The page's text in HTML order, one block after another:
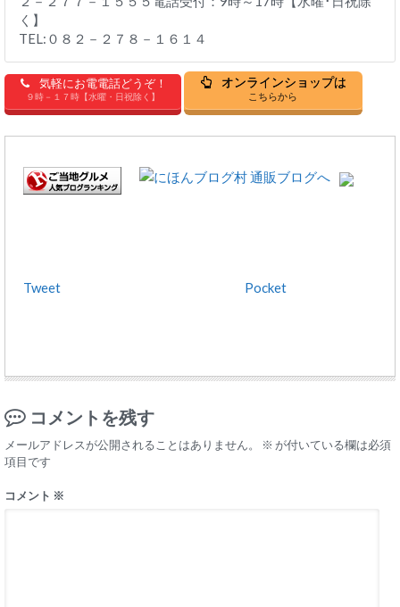
く】
TEL:０８２－２７８－１６１４
気軽にお電電話どうぞ！
９時－１７時【水曜・日祝除く】
オンラインショップは
こちらから
Tweet Pocket
コメントを残す
メールアドレスが公開されることはありません。 ※ が付いている欄は必須
項目です
コメント ※